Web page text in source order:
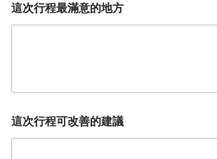
這次行程最滿意的地方
這次行程可改善的建議